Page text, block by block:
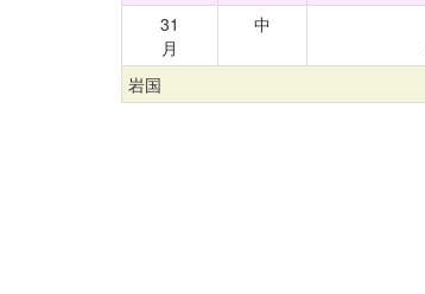
31
月
中
岩国